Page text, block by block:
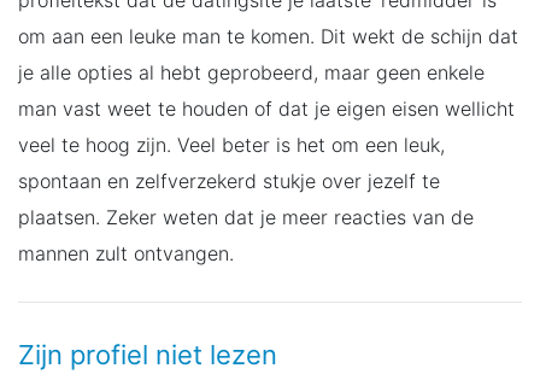
om aan een leuke man te komen. Dit wekt de schijn dat
je alle opties al hebt geprobeerd, maar geen enkele
man vast weet te houden of dat je eigen eisen wellicht
veel te hoog zijn. Veel beter is het om een leuk,
spontaan en zelfverzekerd stukje over jezelf te
plaatsen. Zeker weten dat je meer reacties van de
mannen zult ontvangen.
Zijn profiel niet lezen